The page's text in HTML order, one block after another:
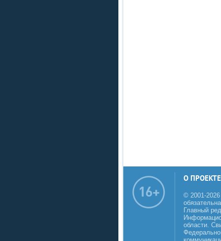
О ПРОЕКТЕ
© 2001-
Главный
области.